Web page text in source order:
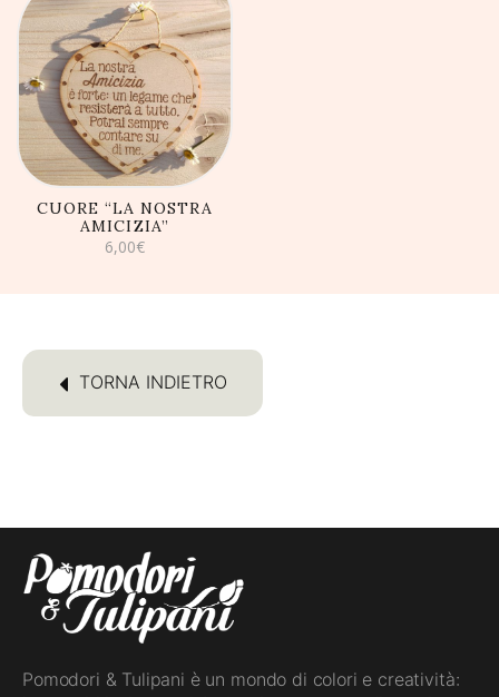
AGGIUNGI AL
CARRELLO
CUORE “LA NOSTRA
AMICIZIA”
6,00€
TORNA INDIETRO
Pomodori & Tulipani è un mondo di colori e creatività: